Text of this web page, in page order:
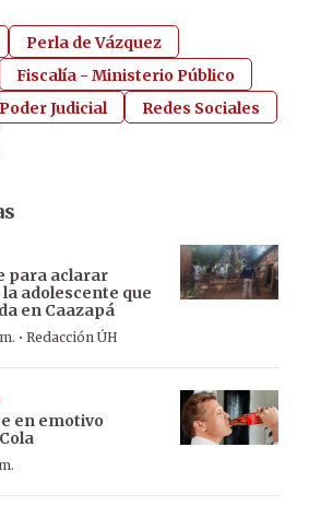
Perla de Vázquez
Fiscalía - Ministerio Público
Poder Judicial
Redes Sociales
para aclarar
adolescente que
en Caazapá
· Redacción ÚH
en emotivo